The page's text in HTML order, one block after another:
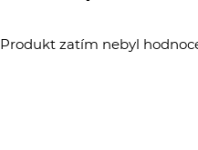
Produkt zatím nebyl